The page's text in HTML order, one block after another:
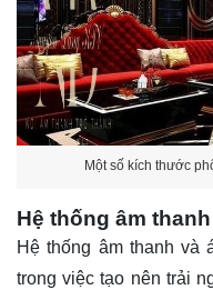
Một số kích thước
Hệ thống âm
Hệ thống âm thanh và
trong việc tạo nên trải